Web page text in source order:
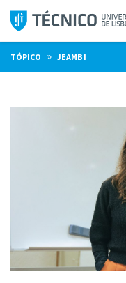
Saltar
para
o
conteúdo
TÓPICO » JEAMBI